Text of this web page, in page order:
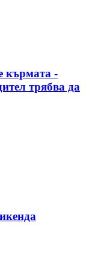
кърмата -
трябва да